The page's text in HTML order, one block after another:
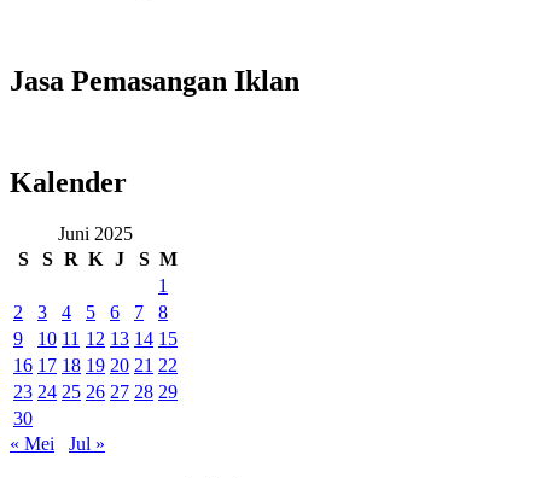
Jasa Pemasangan Iklan
Kalender
Juni 2025
S
S R K J S M
1
2
3 4 5 6 7
8
9
10 11 12 13 14 15
16 17 18 19 20 21 22
23 24 25 26 27 28 29
30
« Mei
Jul »